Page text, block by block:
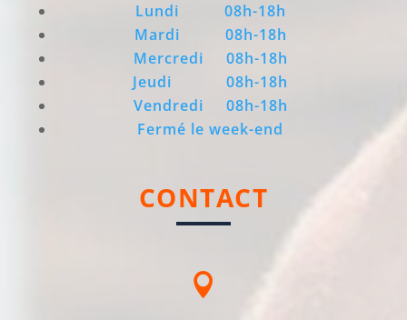
Lundi 08h-18h
Mardi 08h-18h
Mercredi 08h-18h
Jeudi08h-18h
Vendredi 08h-18h
Fermé le week-end
CONTACT
